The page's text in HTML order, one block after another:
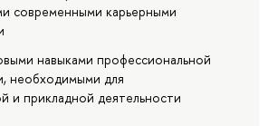
современными карьерными
навыками профессиональной
необходимыми для
и прикладной деятельности